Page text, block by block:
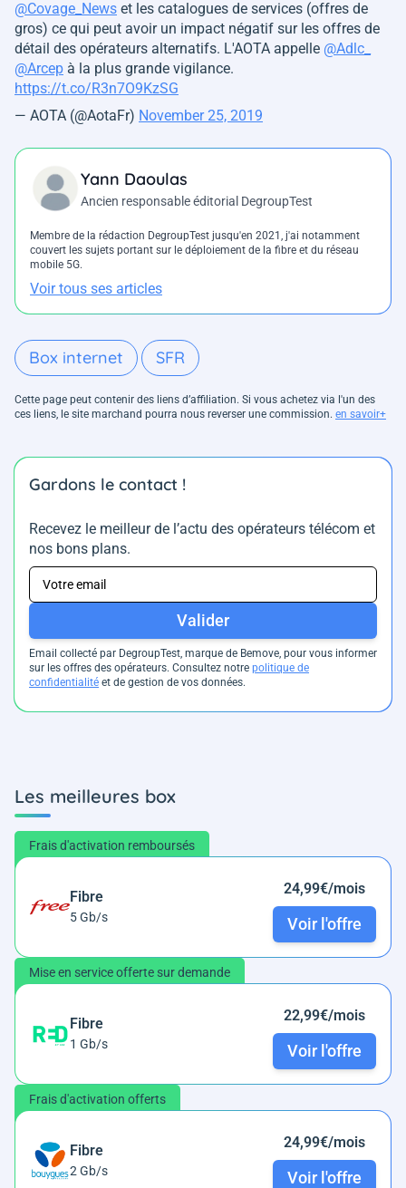
@Covage_News et les catalogues de services (offres de
gros) ce qui peut avoir un impact négatif sur les offres de
détail des opérateurs alternatifs. L'AOTA appelle @Adlc_
@Arcep à la plus grande vigilance.
https://t.co/R3n7O9KzSG
— AOTA (@AotaFr) November 25, 2019
Yann Daoulas
Ancien responsable éditorial DegroupTest
Membre de la rédaction DegroupTest jusqu'en 2021, j'ai notamment
couvert les sujets portant sur le déploiement de la fibre et du réseau
mobile 5G.
Voir tous ses articles
Box internet SFR
Cette page peut contenir des liens d’affiliation. Si vous achetez via l'un des
ces liens, le site marchand pourra nous reverser une commission. en savoir+
Gardons le contact !
Recevez le meilleur de l’actu des opérateurs télécom et
nos bons plans.
Valider
Email collecté par DegroupTest, marque de Bemove, pour vous informer
sur les offres des opérateurs. Consultez notre politique de
confidentialité et de gestion de vos données.
Les meilleures box
Frais d'activation remboursés
Fibre
5 Gb/s
24,99€/mois
Voir l'offre
Mise en service offerte sur demande
Fibre
1 Gb/s
22,99€/mois
Voir l'offre
Frais d'activation offerts
Fibre
2 Gb/s
24,99€/mois
Voir l'offre